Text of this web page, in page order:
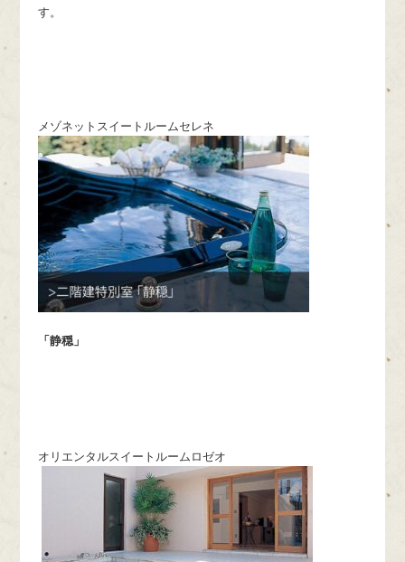
す。
メゾネットスイートルームセレネ
「静穏」
オリエンタルスイートルームロゼオ